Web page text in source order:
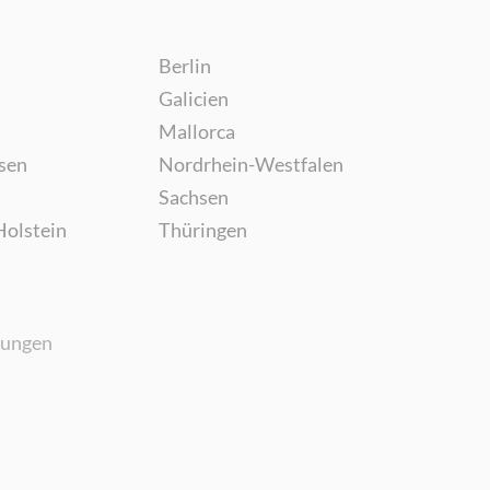
Berlin
Galicien
Mallorca
Nordrhein-Westfalen
Sachsen
Thüringen